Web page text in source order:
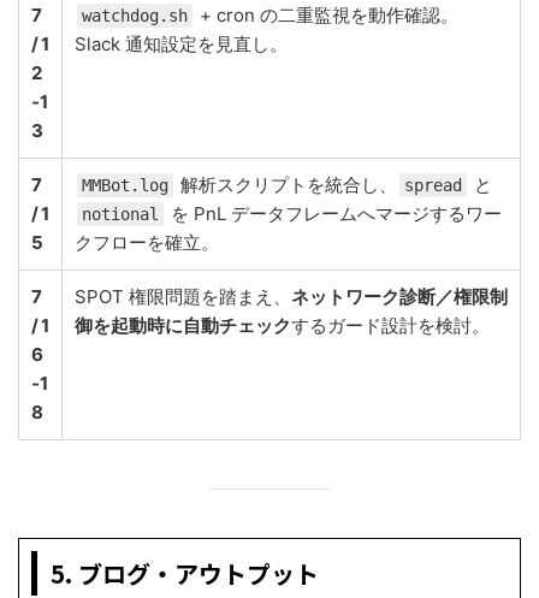
7
/ 1
2
‑1
3
watchdog.sh
+ cron の二重監視を動作確認。
Slack 通知設定を見直し。
7
/ 1
5
MMBot.log 解析スクリプトを統合し、 spread と
notional
を PnL データフレームへマージするワー
クフローを確立。
7
/ 1
6
‑1
8
SPOT 権限問題を踏まえ、 ネットワーク診断／権限制
御を起動時に自動チェックするガード設計を検討。
5. ブログ・アウトプット